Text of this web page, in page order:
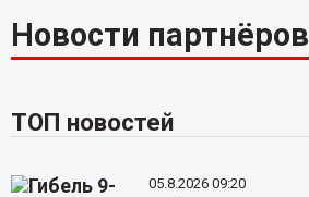
Новости партнёров
ТОП новостей
05.8.2026 09:20